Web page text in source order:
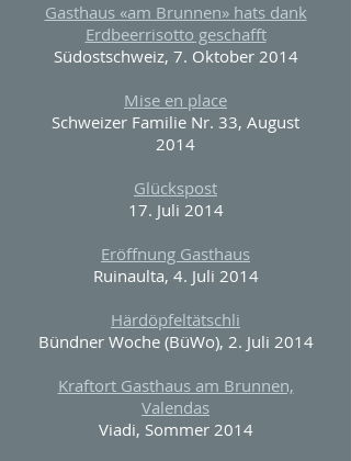
Gasthaus «am Brunnen» hats dank
Erdbeerrisotto geschafft
Südostschweiz, 7. Oktober 2014
Mise en place
Schweizer Familie Nr. 33, August
2014
Glückspost
17. Juli 2014
Eröffnung Gasthaus
Ruinaulta, 4. Juli 2014
Härdöpfeltätschli
Bündner Woche (BüWo), 2. Juli 2014
Kraftort Gasthaus am Brunnen,
Valendas
Viadi, Sommer 2014